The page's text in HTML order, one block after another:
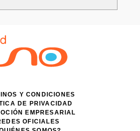
Y CONDICIONES
DE PRIVACIDAD
EMPRESARIAL
OFICIALES